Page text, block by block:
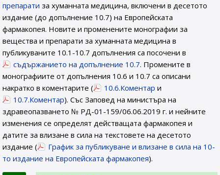
препарати за хуманната медицина, включени в десетото
издание (до допълнение 10.7) на Европейската
фармакопея. Новите и променените монографии за
вещества и препарати за хуманната медицина в
публикуваните 10.1-10.7 допълнения са посочени в
съдържанието на допълнение 10.7. Промените в
монографиите от допълнения 10.6 и 10.7 са описани
накратко в коментарите (
10.6.Коментар и
10.7.Коментар). Със Заповед на министъра на
здравеопазването № РД-01-159/06.06.2019 г. и нейните
изменения се определят действащата фармакопея и
датите за влизане в сила на текстовете на десетото
издание (
График за публикуване и влизане в сила на 10-
то издание на Европейската фармакопея).